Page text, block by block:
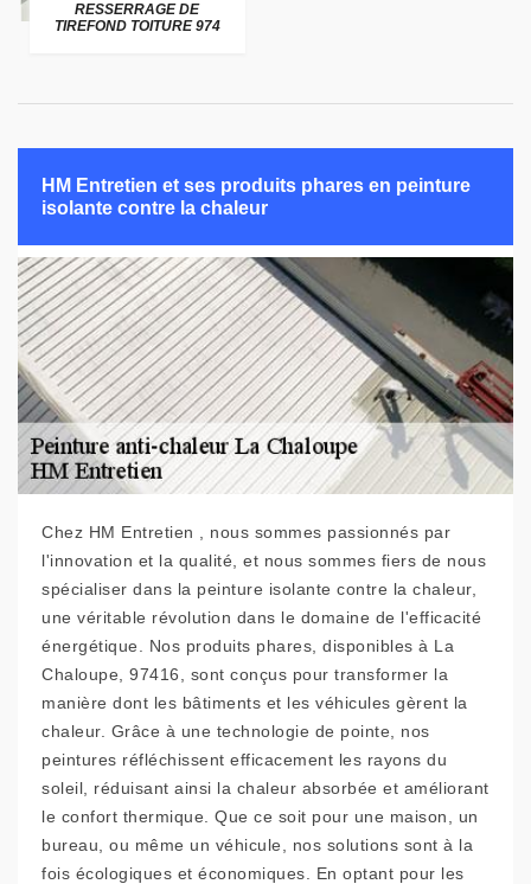
RESSERRAGE DE
TIREFOND TOITURE 974
HM Entretien et ses produits phares en peinture
isolante contre la chaleur
Chez HM Entretien , nous sommes passionnés par
l'innovation et la qualité, et nous sommes fiers de nous
spécialiser dans la peinture isolante contre la chaleur,
une véritable révolution dans le domaine de l'efficacité
énergétique. Nos produits phares, disponibles à La
Chaloupe, 97416, sont conçus pour transformer la
manière dont les bâtiments et les véhicules gèrent la
chaleur. Grâce à une technologie de pointe, nos
peintures réfléchissent efficacement les rayons du
soleil, réduisant ainsi la chaleur absorbée et améliorant
le confort thermique. Que ce soit pour une maison, un
bureau, ou même un véhicule, nos solutions sont à la
fois écologiques et économiques. En optant pour les